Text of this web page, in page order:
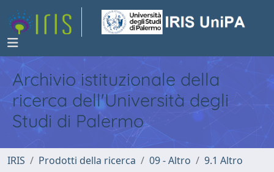
Archivio istituzionale della
ricerca dell'Università degli
Studi di Palermo
IRIS Prodotti della ricerca 09 - Altro 9.1 Altro